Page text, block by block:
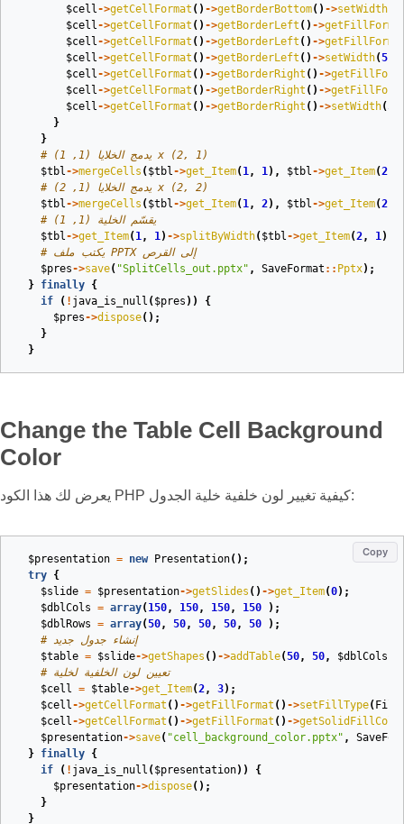
$cell->getCellFormat () ->getBorderBottom() ->setWidth
$cell->getCellFormat () ->getBorderLeft () ->
$cell->getCellFormat () ->getBorderLeft () ->
$cell->getCellFormat () ->getBorderLeft () ->setWidth(5
$cell->getCellFormat () ->getBorderRight () ->
$cell->getCellFormat () ->getBorderRight () ->
$cell->getCellFormat () ->getBorderRight () ->setWidth(5
}
}
# يدمج الخلايا (1, 1) x (2, 1)
$tbl->mergeCells ( $tbl->get_Item( 1, 1), $tbl->get_Item(2
# يدمج الخلايا (1, 2) x (2, 2)
$tbl->mergeCells ( $tbl->get_Item( 1, 2), $tbl->get_Item(2
# يقسّم الخلية (1, 1)
$tbl->get_Item( 1, 1) ->splitByWidth( $tbl->get_Item(2, 1)
# يكتب ملف PPTX إلى القرص
$pres->save( "SplitCells_out.pptx" , SaveFormat :: Pptx);
} finally {
if
( ! java_is_null ( $pres ))
{
$pres->dispose();
}
}
Change the Table Cell Background
Color
يعرض لك هذا الكود PHP كيفية تغيير لون خلفية خلية الجدول:
Copy
$presentation = new Presentation();
try {
$slide = $presentation->getSlides () ->get_Item(0);
$dblCols = array( 150, 150, 150, 150
);
$dblRows = array(50, 50, 50, 50, 50
);
# إنشاء جدول جديد
$table = $slide->getShapes () ->addTable(50, 50, $dblCols
# تعيين لون الخلفية لخلية
$cell = $table->get_Item(2, 3);
$cell->getCellFormat () ->getFillFormat () ->setFillType(
$cell->getCellFormat () ->getFillFormat () ->
$presentation->save( "cell_background_color.pptx" ,
} finally {
if
( ! java_is_null ( $presentation))
{
$presentation->dispose();
}
}